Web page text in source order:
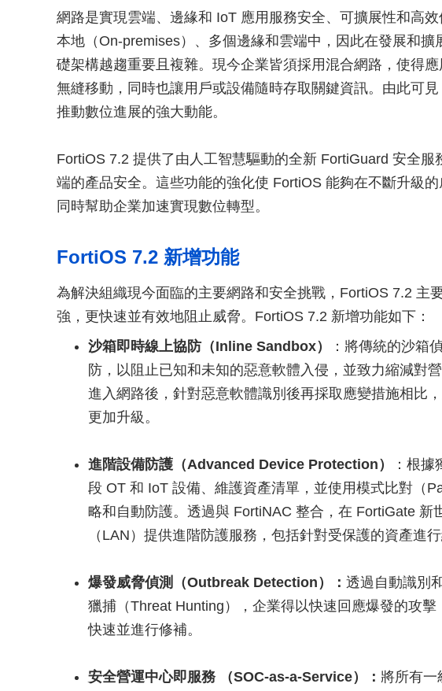
網路是實現雲端、邊緣和 IoT 應用服務安全、可擴展性和高
本地（On-premises）、多個邊緣和雲端中，因此在發展和
礎架構越趨重要且複雜。現今企業皆須採用混合網路，使得
無縫移動，同時也讓用戶或設備隨時存取關鍵資訊。由此可
推動數位進展的強大動能。
FortiOS 7.2 提供了由人工智慧驅動的全新 FortiGuard 安全
端的產品安全。這些功能的強化使 FortiOS 能夠在不斷升級
同時幫助企業加速實現數位轉型。
FortiOS 7.2 新增功能
為解決組織現今面臨的主要網路和安全挑戰，FortiOS 7.2 主
強，更快速並有效地阻止威脅。FortiOS 7.2 新增功能如下：
沙箱即時線上協防（Inline Sandbox）
：將傳統的沙箱
防，以阻止已知和未知的惡意軟體入侵，並致力縮減對
進入網路後，針對惡意軟體識別後再採取應變措施相比
更加升級。
進階設備防護（Advanced Device Protection）
：根
段 OT 和 IoT 設備、維護資產清單，並使用模式比對（
略和自動防護。透過與 FortiNAC 整合，在 FortiGate 新
（LAN）提供進階防護服務，包括針對受保護的資產進
爆發威脅偵測（Outbreak Detection）： 透過自動識別
獵捕（Threat Hunting），企業得以快速回應爆發的攻
快速並進行修補。
安全營運中心即服務 （SOC-as-a-Service）： 將所有一